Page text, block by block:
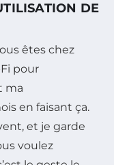
DE
êtes chez
pour
ma
en faisant ça.
et je garde
voulez